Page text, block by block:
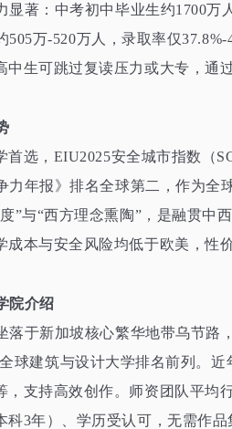
显著：中考初中毕业生约1700万
505万-520万人，录取率仅37.8%-
中生可跳过复读压力或大专，通
选， EIU2025安全城市指数（
力年报》排名全球第二，作为全
”与“西方理念熏陶”，是融贯中
成本与安全风险均低于欧美，性
院介绍
落于新加坡核心繁华地带乌节路
全球建筑与设计大学排名前列。近
，支持高效创作。师资团队平均
科3年）、学历受认可，无需作